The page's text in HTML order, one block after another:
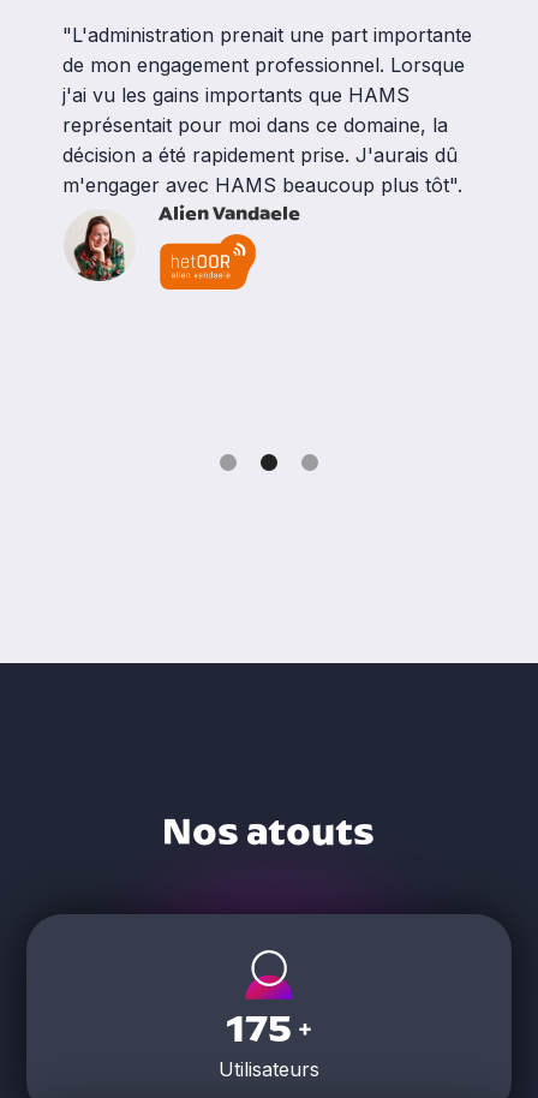
"L'administration prenait une part importante
de mon engagement professionnel. Lorsque
j'ai vu les gains importants que HAMS
représentait pour moi dans ce domaine, la
décision a été rapidement prise. J'aurais dû
m'engager avec HAMS beaucoup plus tôt".
Alien Vandaele
Nos atouts
175 +
Utilisateurs